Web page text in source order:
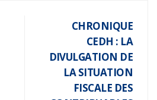
CHRONIQUE
CEDH : LA
DIVULGATION DE
LA SITUATION
FISCALE DES